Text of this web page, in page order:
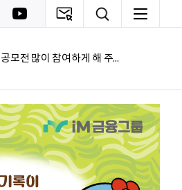
공모전 많이 참여하게 해 주세요~
획기적인 변화를 이루기를.
여러분들의 도전을 응원합니다